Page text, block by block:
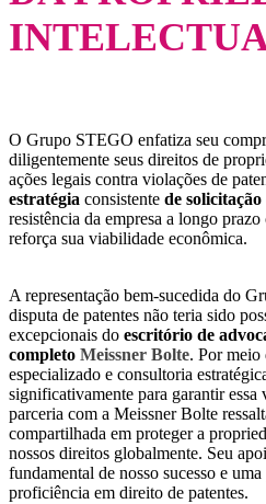
O Grupo STEGO enfatiza seu
diligentemente seus direitos de
ações legais contra violações de
estratégia consistente de solicitação
resistência da empresa a longo
reforça sua viabilidade econômica.
A representação bem-sucedida do
disputa de patentes não teria sido
excepcionais do escritório de
completo Meissner Bolte. Por meio
especializado e consultoria
significativamente para garantir
parceria com a Meissner Bolte
compartilhada em proteger a
nossos direitos globalmente. Seu
fundamental de nosso sucesso e
proficiência em direito de patentes.